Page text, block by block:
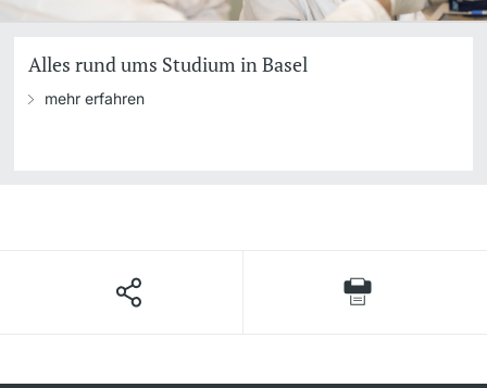
Alles rund ums Studium in Basel
mehr erfahren